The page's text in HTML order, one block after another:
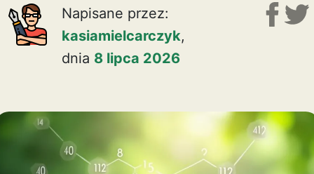
Napisane przez:
kasiamielcarczyk,
dnia 8 lipca 2026